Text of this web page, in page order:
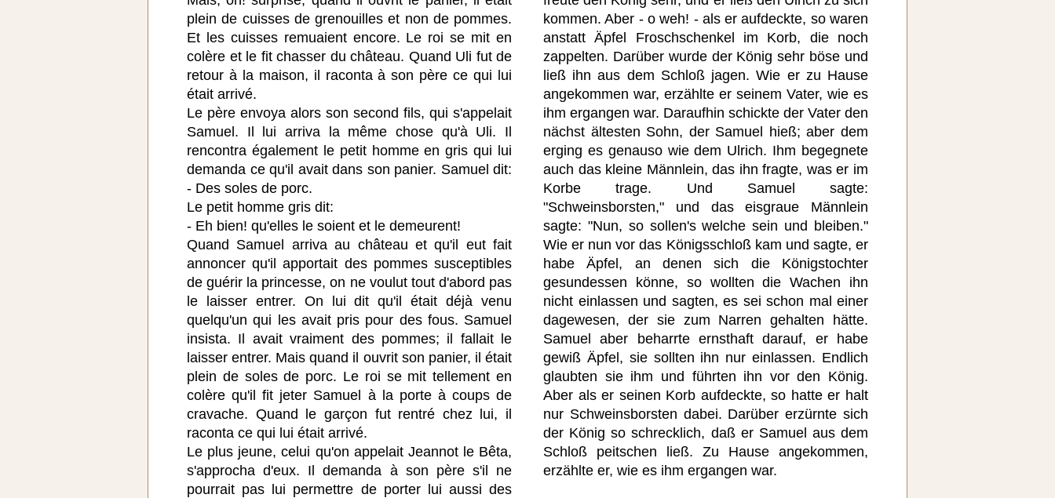
plein de cuisses de grenouilles et non de pommes.
Et les cuisses remuaient encore. Le roi se mit en
colère et le fit chasser du château. Quand Uli fut de
retour à la maison, il raconta à son père ce qui lui
était arrivé.
Le père envoya alors son second fils, qui s'appelait
Samuel. Il lui arriva la même chose qu'à Uli. Il
rencontra également le petit homme en gris qui lui
demanda ce qu'il avait dans son panier. Samuel dit:
- Des soles de porc.
Le petit homme gris dit:
- Eh bien! qu'elles le soient et le demeurent!
Quand Samuel arriva au château et qu'il eut fait
annoncer qu'il apportait des pommes susceptibles
de guérir la princesse, on ne voulut tout d'abord pas
le laisser entrer. On lui dit qu'il était déjà venu
quelqu'un qui les avait pris pour des fous. Samuel
insista. Il avait vraiment des pommes; il fallait le
laisser entrer. Mais quand il ouvrit son panier, il était
plein de soles de porc. Le roi se mit tellement en
colère qu'il fit jeter Samuel à la porte à coups de
cravache. Quand le garçon fut rentré chez lui, il
raconta ce qui lui était arrivé.
Le plus jeune, celui qu'on appelait Jeannot le Bêta,
s'approcha d'eux. Il demanda à son père s'il ne
pourrait pas lui permettre de porter lui aussi des
kommen. Aber - o weh! - als er aufdeckte, so waren
anstatt Äpfel Froschschenkel im Korb, die noch
zappelten. Darüber wurde der König sehr böse und
ließ ihn aus dem Schloß jagen. Wie er zu Hause
angekommen war, erzählte er seinem Vater, wie es
ihm ergangen war. Daraufhin schickte der Vater den
nächst ältesten Sohn, der Samuel hieß; aber dem
erging es genauso wie dem Ulrich. Ihm begegnete
auch das kleine Männlein, das ihn fragte, was er im
Korbe trage. Und Samuel sagte:
"Schweinsborsten," und das eisgraue Männlein
sagte: "Nun, so sollen's welche sein und bleiben."
Wie er nun vor das Königsschloß kam und sagte, er
habe Äpfel, an denen sich die Königstochter
gesundessen könne, so wollten die Wachen ihn
nicht einlassen und sagten, es sei schon mal einer
dagewesen, der sie zum Narren gehalten hätte.
Samuel aber beharrte ernsthaft darauf, er habe
gewiß Äpfel, sie sollten ihn nur einlassen. Endlich
glaubten sie ihm und führten ihn vor den König.
Aber als er seinen Korb aufdeckte, so hatte er halt
nur Schweinsborsten dabei. Darüber erzürnte sich
der König so schrecklich, daß er Samuel aus dem
Schloß peitschen ließ. Zu Hause angekommen,
erzählte er, wie es ihm ergangen war.